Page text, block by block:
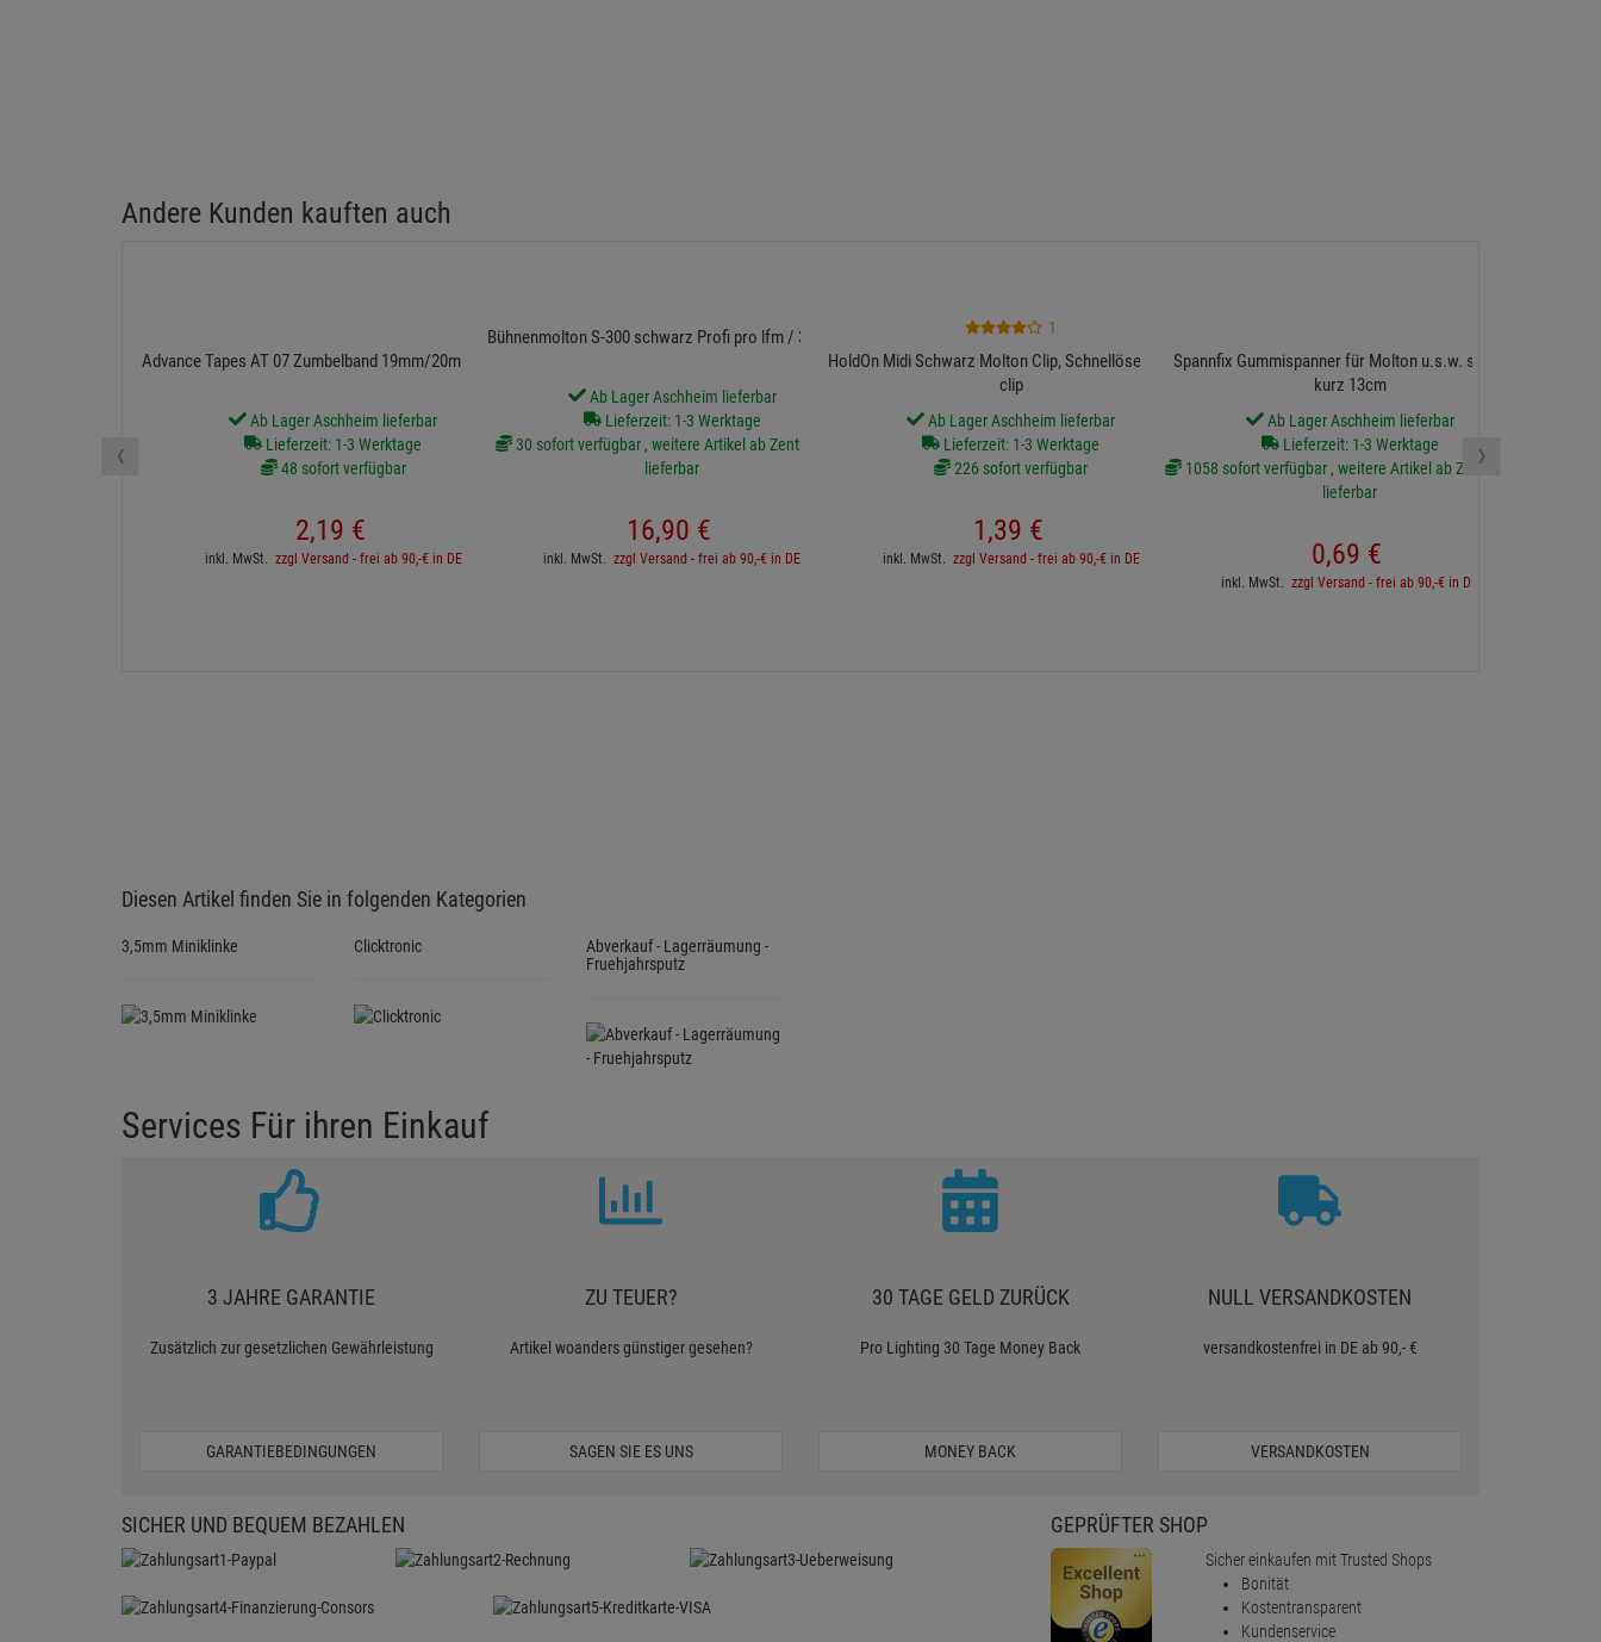
Andere Kunden kauften auch
Advance Tapes AT 07 Zumbelband 19mm/20m schwarz
Ab Lager Aschheim lieferbar
Lieferzeit: 1-3 Werktage
48 sofort verfügbar
2,19 €
inkl. MwSt. zzgl Versand - frei ab 90,-€ in DE
Bühnenmolton S-300 schwarz Profi pro lfm / 3 m breit
Ab Lager Aschheim lieferbar
Lieferzeit: 1-3 Werktage
30 sofort verfügbar , weitere Artikel ab Zentrallager
lieferbar
16,90 €
inkl. MwSt. zzgl Versand - frei ab 90,-€ in DE
1
HoldOn Midi Schwarz Molton Clip, Schnellöse, Poster
clip
Ab Lager Aschheim lieferbar
Lieferzeit: 1-3 Werktage
226 sofort verfügbar
1,39 €
inkl. MwSt. zzgl Versand - frei ab 90,-€ in DE
Spannfix Gummispanner für Molton u.s.w. schwarz
kurz 13cm
Ab Lager Aschheim lieferbar
Lieferzeit: 1-3 Werktage
1058 sofort verfügbar , weitere Artikel ab Zentrallager
lieferbar
0,69 €
inkl. MwSt. zzgl Versand - frei ab 90,-€ in DE
‹ ›
Diesen Artikel finden Sie in folgenden Kategorien
3,5mm Miniklinke Clicktronic
Abverkauf - Lagerräumung -
Fruehjahrsputz
Services Für ihren Einkauf
3 JAHRE GARANTIE
Zusätzlich zur gesetzlichen Gewährleistung
GARANTIEBEDINGUNGEN
ZU TEUER?
Artikel woanders günstiger gesehen?
SAGEN SIE ES UNS
30 TAGE GELD ZURÜCK
Pro Lighting 30 Tage Money Back
MONEY BACK
NULL VERSANDKOSTEN
versandkostenfrei in DE ab 90,- €
VERSANDKOSTEN
SICHER UND BEQUEM BEZAHLEN GEPRÜFTER SHOP
Sicher einkaufen mit Trusted Shops
Bonität
Kostentransparent
Kundenservice